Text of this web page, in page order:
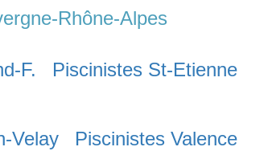
Rhône-Alpes
F. Piscinistes St-Etienne
Velay Piscinistes Valence